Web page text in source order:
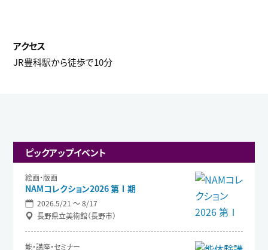
JR豊科駅から徒歩で10分
ピックアップイベント
絵画・版画
NAMコレクション2026 第Ⅰ期
2026.5/21 〜 8/17
長野県立美術館（長野市）
能・講座・セミナー